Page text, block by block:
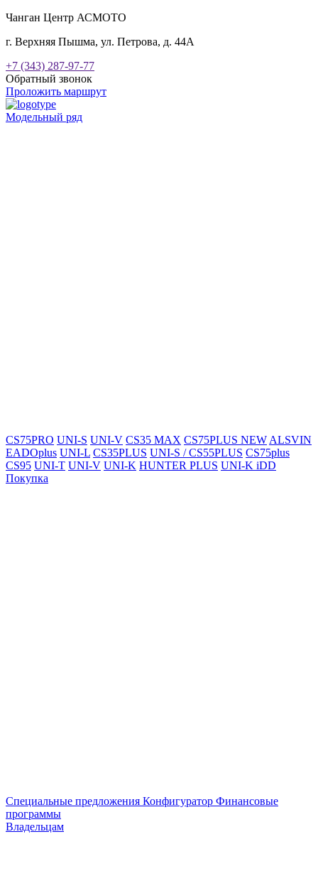
Чанган Центр АСМОТО
г. Верхняя Пышма, ул. Петрова, д. 44А
+7 (343) 287-97-77
Обратный звонок
Проложить маршрут
Модельный ряд
CS75PRO UNI-S UNI-V CS35 MAX CS75PLUS NEW ALSVIN
EADOplus UNI-L CS35PLUS UNI-S / CS55PLUS CS75plus
CS95 UNI-T UNI-V UNI-K HUNTER PLUS UNI-K iDD
Покупка
Специальные предложения Конфигуратор Финансовые
программы
Владельцам